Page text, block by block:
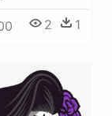
2 1